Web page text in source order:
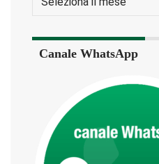
Canale WhatsApp